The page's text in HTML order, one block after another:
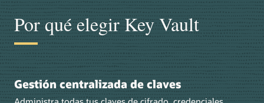
Por qué elegir Key Vault
Gestión centralizada de claves